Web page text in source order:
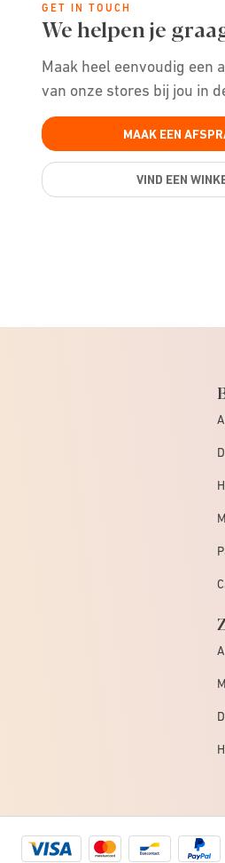
GET IN TOUCH
We helpen je
Maak heel eenvoudig een
van onze stores bij jou in
MAAK EEN
VIND EEN
Visa
MastercardBancontactPaypal